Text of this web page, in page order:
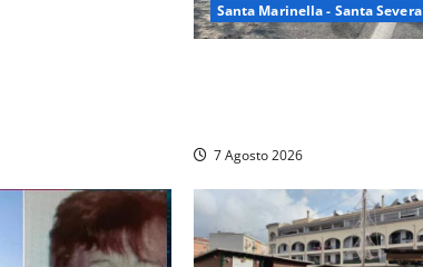
Santa Marinella - Santa Severa
7 Agosto 2026